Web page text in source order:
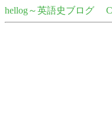
hellog～英語史ブログ